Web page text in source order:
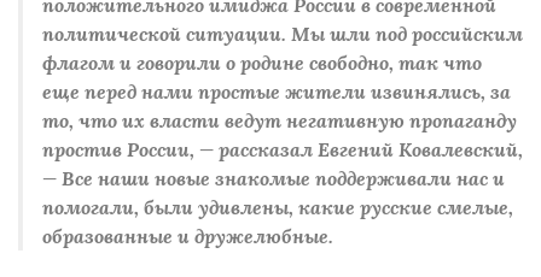
положительного имиджа России в современной
политической ситуации. Мы шли под российским
флагом и говорили о родине свободно, так что
еще перед нами простые жители извинялись, за
то, что их власти ведут негативную пропаганду
простив России, — рассказал Евгений Ковалевский,
— Все наши новые знакомые поддерживали нас и
помогали, были удивлены, какие русские смелые,
образованные и дружелюбные.